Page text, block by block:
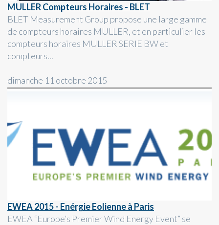
MULLER Compteurs Horaires - BLET
BLET Measurement Group propose une large gamme
de compteurs horaires MULLER, et en particulier les
compteurs horaires MULLER SERIE BW et
compteurs...
dimanche 11 octobre 2015
EWEA 2015 - Enérgie Eolienne à Paris
EWEA “Europe’s Premier Wind Energy Event” se